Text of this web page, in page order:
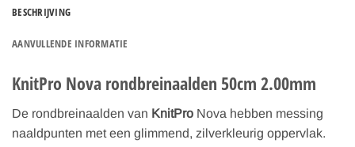
BESCHRIJVING
AANVULLENDE INFORMATIE
KnitPro Nova rondbreinaalden 50cm 2.00mm
De rondbreinaalden van KnitPro Nova hebben messing
naaldpunten met een glimmend, zilverkleurig oppervlak.